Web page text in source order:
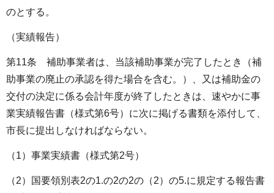
のとする。
（実績報告）
第11条 補助事業者は、当該補助事業が完了したとき（補
助事業の廃止の承認を得た場合を含む。）、又は補助金の
交付の決定に係る会計年度が終了したときは、速やかに事
業実績報告書（様式第6号）に次に掲げる書類を添付して、
市長に提出しなければならない。
（1）事業実績書（様式第2号）
（2）国要領別表2の1.の2の2の（2）の5.に規定する報告書